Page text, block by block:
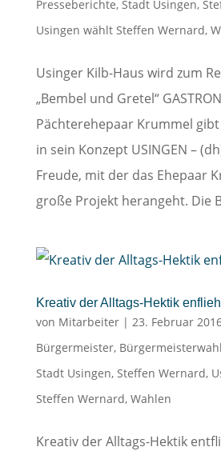
Presseberichte, Stadt Usingen,
Usingen wählt Steffen Wernard,
Usinger Kilb-Haus wird zum
„Bembel und Gretel“
Pächterehepaar Krummel
in sein Konzept USINGEN –
Freude, mit der das Ehepaar
große Projekt herangeht. Die
Kreativ der Alltags-Hektik
von Mitarbeiter| 23. Februar
Bürgermeister, Bürgermeisterwahl
Stadt Usingen, Steffen Wernard,
Steffen Wernard, Wahlen
Kreativ der Alltags-Hektik